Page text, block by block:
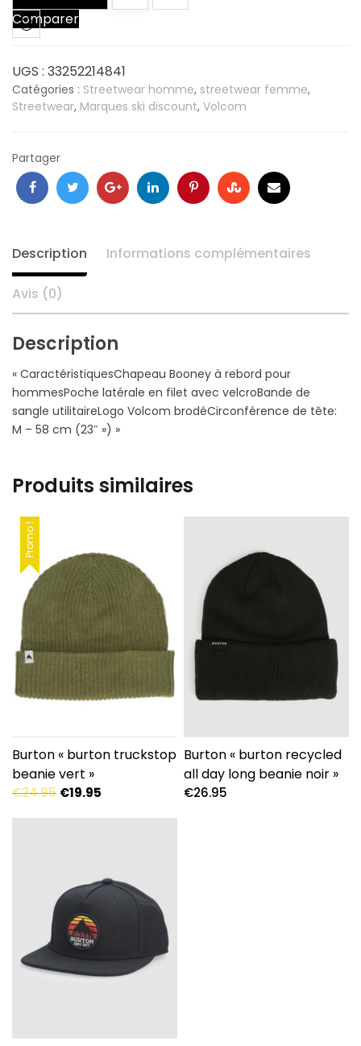
Comparer
UGS : 33252214841
Catégories : Streetwear homme, streetwear femme,
Streetwear, Marques ski discount, Volcom
Partager
FacebookTwitter GoogleLinkedInPinterestStumbleupon
Email
Description Informations complémentaires
Avis (0)
Description
« CaractéristiquesChapeau Booney à rebord pour
hommesPoche latérale en filet avec velcroBande de
sangle utilitaireLogo Volcom brodéCirconférence de tête:
M – 58 cm (23″ ») »
Produits similaires
Promo !
Burton « burton truckstop
beanie vert »
€24.95 Le
€19.95
Burton « burton recycled
all day long beanie noir »
€26.95